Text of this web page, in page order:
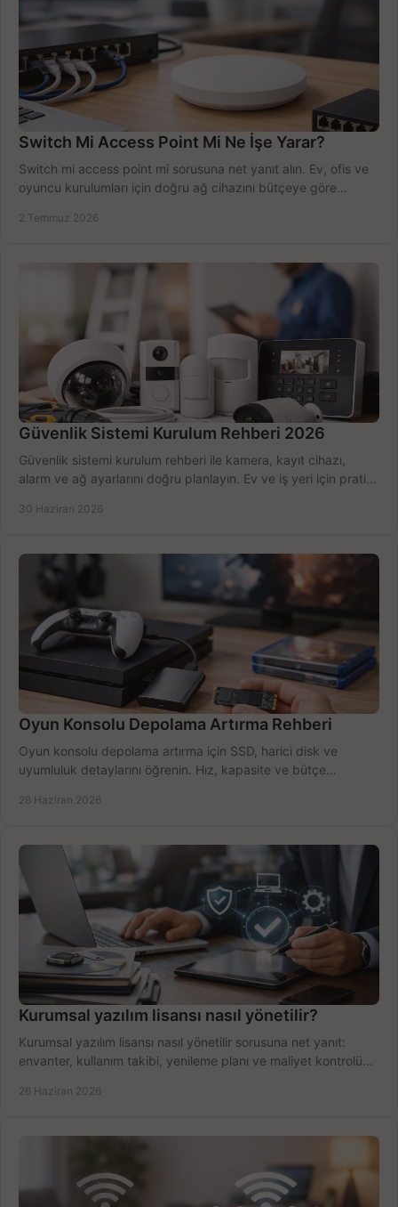
Switch Mi Access Point Mi Ne İşe Yarar?
Switch mi access point mi sorusuna net yanıt alın. Ev, ofis ve
oyuncu kurulumları için doğru ağ cihazını bütçeye göre
2 Temmuz 2026
Güvenlik Sistemi Kurulum Rehberi 2026
Güvenlik sistemi kurulum rehberi ile kamera, kayıt cihazı,
alarm ve ağ ayarlarını doğru planlayın. Ev ve iş yeri için pratik
30 Haziran 2026
Oyun Konsolu Depolama Artırma Rehberi
Oyun konsolu depolama artırma için SSD, harici disk ve
uyumluluk detaylarını öğrenin. Hız, kapasite ve bütçe
28 Haziran 2026
Kurumsal yazılım lisansı nasıl yönetilir?
Kurumsal yazılım lisansı nasıl yönetilir sorusuna net yanıt:
envanter, kullanım takibi, yenileme planı ve maliyet kontrolü
26 Haziran 2026